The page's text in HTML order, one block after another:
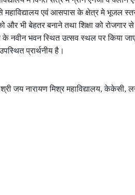
महाविद्यालय एवं आसपास के क्षेत्र मे भूजल
और भी बेहतर बनाने तथा शिक्षा को
के नवीन भवन स्थित उत्सव स्थल पर किया
प्रार्थनीय है।
जय नारायण मिश्र महाविद्यालय, केकेसी,